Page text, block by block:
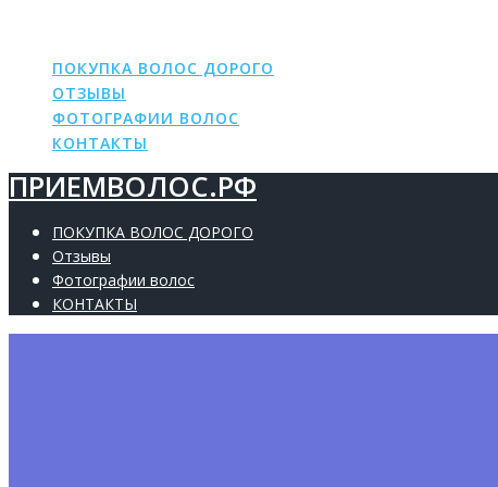
contentПОКУПКА ВОЛОС ДОРОГО
ОТЗЫВЫ
ФОТОГРАФИИ ВОЛОС
КОНТАКТЫ
ПРИЕМВОЛОС.РФ
ПОКУПКА ВОЛОС ДОРОГО
Отзывы
Фотографии волос
КОНТАКТЫ